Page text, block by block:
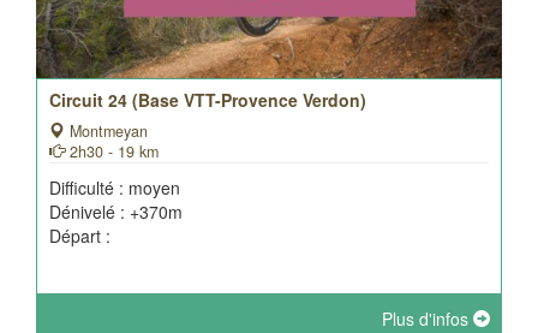
Circuit 24 (Base VTT-Provence Verdon)
Montmeyan
2h30 - 19 km
Difficulté : moyen
Dénivelé : +370m
Départ :
Plus d'infos